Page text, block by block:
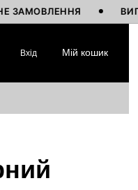
Вхід Мій кошик